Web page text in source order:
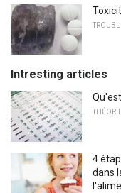
Intresting articles
4
dans